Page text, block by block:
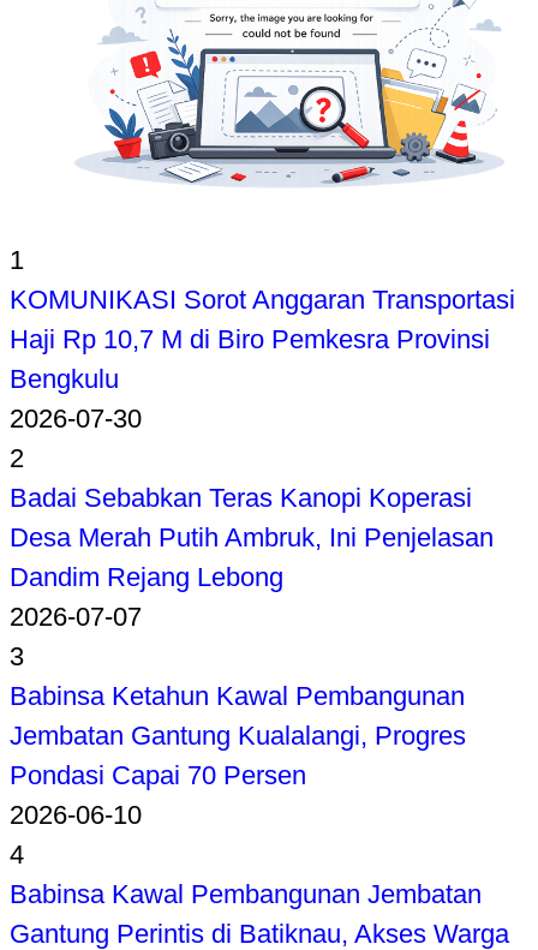
1
KOMUNIKASI Sorot Anggaran Transportasi
Haji Rp 10,7 M di Biro Pemkesra Provinsi
Bengkulu
2026-07-30
2
Badai Sebabkan Teras Kanopi Koperasi
Desa Merah Putih Ambruk, Ini Penjelasan
Dandim Rejang Lebong
2026-07-07
3
Babinsa Ketahun Kawal Pembangunan
Jembatan Gantung Kualalangi, Progres
Pondasi Capai 70 Persen
2026-06-10
4
Babinsa Kawal Pembangunan Jembatan
Gantung Perintis di Batiknau, Akses Warga